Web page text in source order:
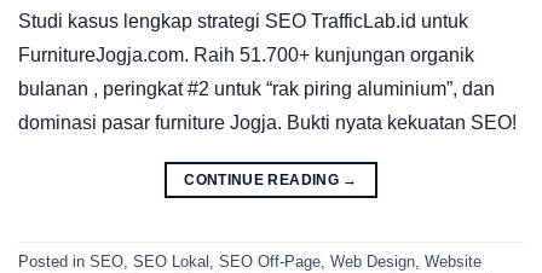
Studi kasus lengkap strategi SEO TrafficLab.id untuk
FurnitureJogja.com. Raih 51.700+ kunjungan organik
bulanan , peringkat #2 untuk “rak piring aluminium”, dan
dominasi pasar furniture Jogja. Bukti nyata kekuatan SEO!
CONTINUE READING →
Posted in SEO, SEO Lokal , SEO Off-Page, Web Design, Website